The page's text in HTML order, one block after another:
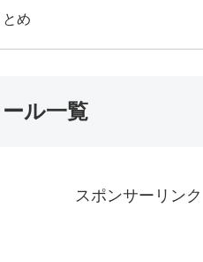
とめ
ル一覧
スポンサーリンク